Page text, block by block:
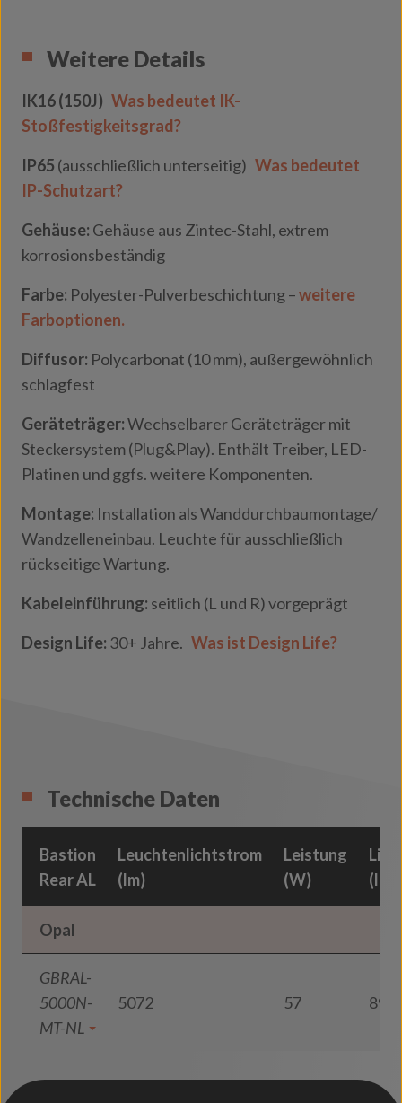
Weitere Details
IK16 (150J) Was bedeutet IK-
Stoßfestigkeitsgrad?
IP65 (ausschließlich unterseitig) Was bedeutet
IP-Schutzart?
Gehäuse: Gehäuse aus Zintec-Stahl, extrem
korrosionsbeständig
Farbe: Polyester-Pulverbeschichtung –weitere
Farboptionen.
Diffusor: Polycarbonat (10 mm), außergewöhnlich
schlagfest
Geräteträger:Wechselbarer Geräteträger mit
Steckersystem (Plug&Play). Enthält Treiber, LED-
Platinen und ggfs. weitere Komponenten.
Montage: Installation als Wanddurchbaumontage/
Wandzelleneinbau. Leuchte für ausschließlich
rückseitige Wartung.
Kabeleinführung: seitlich (L und R) vorgeprägt
Design Life: 30+ Jahre. Was ist Design Life?
Technische Daten
Bastion
Rear AL
Leuchtenlichtstrom
(lm)
Leistung
(W)
(lm/
Opal
GBRAL-
5000N-
MT-NL
5072 57 89